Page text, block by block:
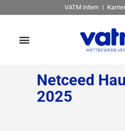
VATM intern
Netceed
2025